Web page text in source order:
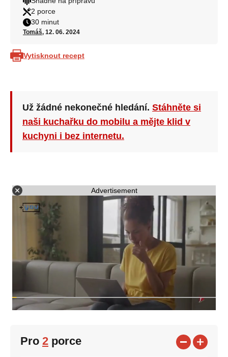
2 porce
30 minut
Tomáš, 12. 06. 2024
Vytisknout recept
Už žádné nekonečné hledání. Stáhněte si
naši kuchařku do mobilu a mějte klid v
kuchyni i bez internetu.
Advertisement
Pro 2 porce